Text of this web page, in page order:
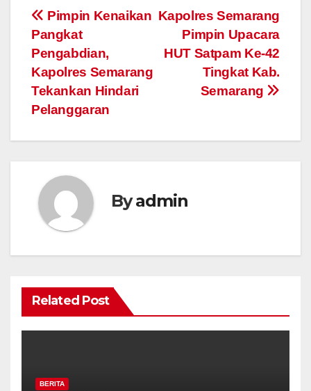
Post
navigation
Kapolres Semarang
Pimpin Upacara
HUT Satpam Ke-42
Tingkat Kab.
Semarang
Pimpin Kenaikan
Pangkat
Pengabdian,
Kapolres Semarang
Tekankan Hindari
Pelanggaran
Byadmin
Related Post
BERITA